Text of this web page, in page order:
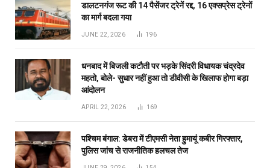
डालटनगंज रूट की 14 पैसेंजर ट्रेनें रद्द, 16 एक्सप्रेस ट्रेनों
का मार्ग बदला गया
JUNE 22, 2026 196
धनबाद में बिजली कटौती पर भड़के सिंदरी विधायक चंद्रदेव
महतो, बोले- सुधार नहीं हुआ तो डीवीसी के खिलाफ होगा बड़ा
आंदोलन
APRIL 22, 2026 169
पश्चिम बंगाल: डेबरा में टीएमसी नेता हुमायूं कबीर गिरफ्तार,
पुलिस जांच से राजनीतिक हलचल तेज